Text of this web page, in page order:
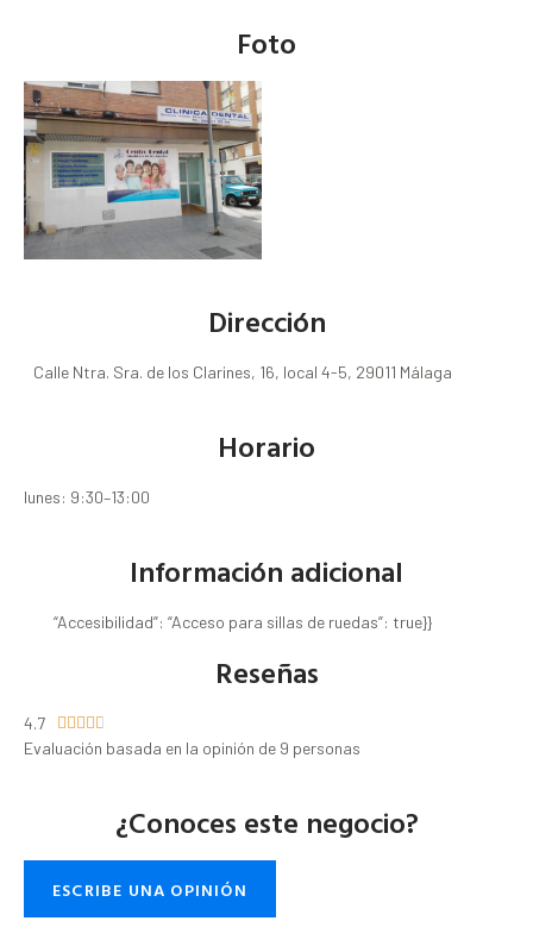
Foto
Dirección
Calle Ntra. Sra. de los Clarines, 16, local 4-5, 29011 Málaga
Horario
lunes: 9:30–13:00
Información adicional
“Accesibilidad”: “Acceso para sillas de ruedas”: true}}
Reseñas
4.7     
Evaluación basada en la opinión de 9 personas
¿Conoces este negocio?
ESCRIBE UNA OPINIÓN